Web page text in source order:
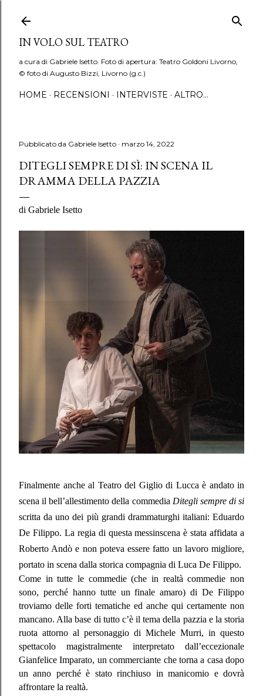
IN VOLO SUL TEATRO
a cura di Gabriele Isetto. Foto di apertura: Teatro Goldoni Livorno,
© foto di Augusto Bizzi, Livorno (g.c.)
HOME RECENSIONI INTERVISTE ALTRO…
Pubblicato da Gabriele Isetto marzo 14, 2022
DITEGLI SEMPRE DI SÌ: IN SCENA IL
DRAMMA DELLA PAZZIA
di Gabriele Isetto
Finalmente anche al Teatro del Giglio di Lucca è andato in
scena il bell’allestimento della commedia Ditegli sempre di si
scritta da uno dei più grandi drammaturghi italiani: Eduardo
De Filippo. La regia di questa messinscena è stata affidata a
Roberto Andò e non poteva essere fatto un lavoro migliore,
portato in scena dalla storica compagnia di Luca De Filippo.
Come in tutte le commedie (che in realtà commedie non
sono, perché hanno tutte un finale amaro) di De Filippo
troviamo delle forti tematiche ed anche qui certamente non
mancano. Alla base di tutto c’è il tema della pazzia e la storia
ruota attorno al personaggio di Michele Murri, in questo
spettacolo magistralmente interpretato dall’eccezionale
Gianfelice Imparato, un commerciante che torna a casa dopo
un anno perché è stato rinchiuso in manicomio e dovrà
affrontare la realtà.